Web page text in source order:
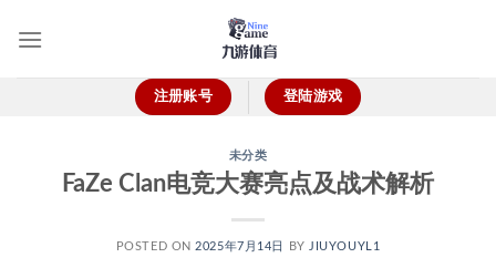
注册账号 登陆游戏
未分类
FaZe Clan电竞大赛亮点及战术解析
POSTED ON 2025年7月14日 BY JIUYOUYL1